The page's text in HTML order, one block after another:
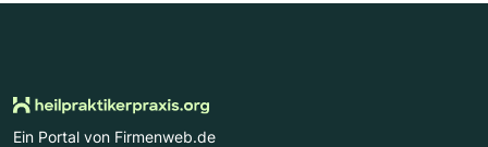
Ein Portal von Firmenweb.de